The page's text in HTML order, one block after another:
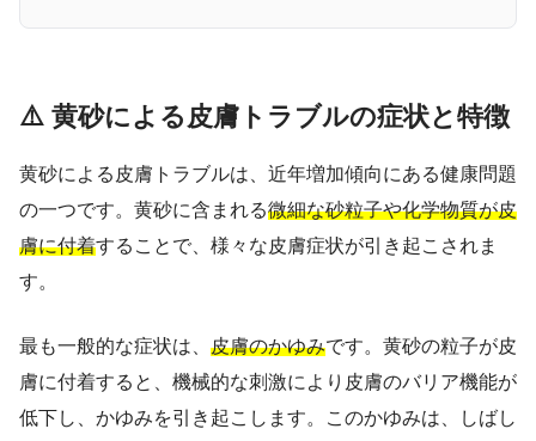
⚠️ 黄砂による皮膚トラブルの症状と特徴
黄砂による皮膚トラブルは、近年増加傾向にある健康問題
の一つです。黄砂に含まれる微細な砂粒子や化学物質が皮
膚に付着することで、様々な皮膚症状が引き起こされま
す。
最も一般的な症状は、 皮膚のかゆみです。黄砂の粒子が皮
膚に付着すると、機械的な刺激により皮膚のバリア機能が
低下し、かゆみを引き起こします。このかゆみは、しばし